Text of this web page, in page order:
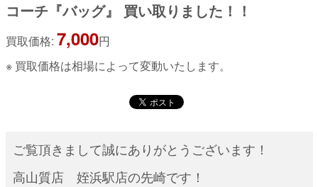
コーチ『バッグ』 買い取りました！！
買取価格: 7,000円
※ 買取価格は相場によって変動いたします。
ご覧頂きまして誠にありがとうございます！
高山質店 姪浜駅店の先崎です！